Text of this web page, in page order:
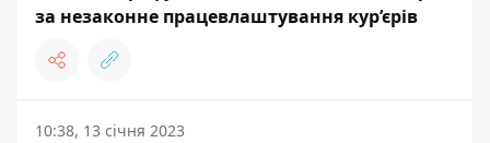
за незаконне працевлаштування кур’єрів
10:38, 13 січня 2023